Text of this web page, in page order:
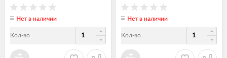
Нет в наличии
Кол-во
Нет в наличии
Кол-во